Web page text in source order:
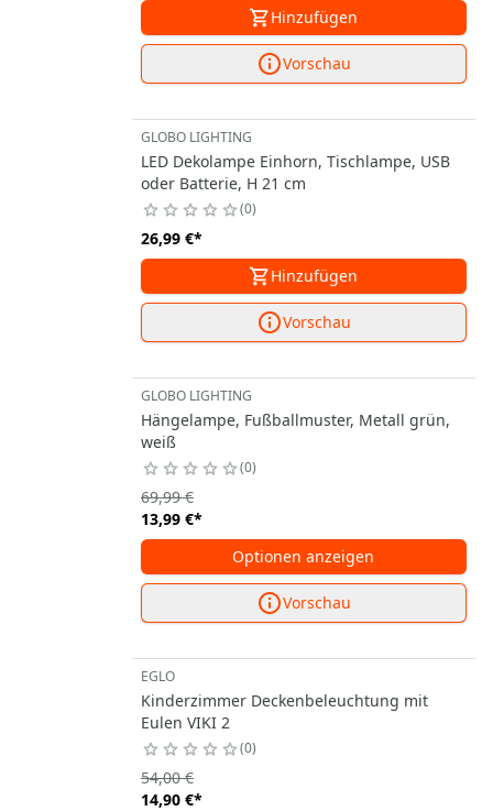
Hinzufügen
Vorschau
GLOBO LIGHTING
LED Dekolampe Einhorn, Tischlampe, USB
oder Batterie, H 21 cm
0
26,99 €*
Hinzufügen
Vorschau
GLOBO LIGHTING
Hängelampe, Fußballmuster, Metall grün,
weiß
0
13,99 €*
69,99 €
Optionen anzeigen
Vorschau
EGLO
Kinderzimmer Deckenbeleuchtung mit
Eulen VIKI 2
0
14,90 €*
54,00 €